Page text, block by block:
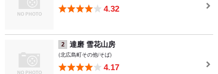
4.32
2 達磨 雪花山房
(北広島町その他/そば)
4.17